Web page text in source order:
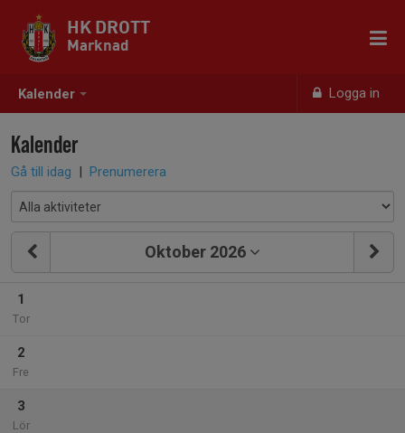
Kalender Logga in
HK DROTT
Marknad
Kalender
Gå till idag | Prenumerera
Oktober 2026
1
Tor
2
Fre
3
Lör